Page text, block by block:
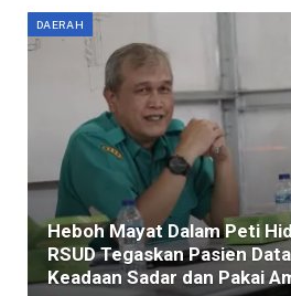
DAERAH
Heboh Mayat Dalam Peti
RSUD Tegaskan Pasien
Keadaan Sadar dan Pakai